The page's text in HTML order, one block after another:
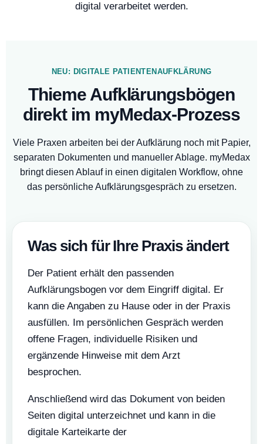
digital verarbeitet werden.
NEU: DIGITALE PATIENTENAUFKLÄRUNG
Thieme Aufklärungsbögen
direkt im myMedax-Prozess
Viele Praxen arbeiten bei der Aufklärung noch mit Papier,
separaten Dokumenten und manueller Ablage. myMedax
bringt diesen Ablauf in einen digitalen Workflow, ohne
das persönliche Aufklärungsgespräch zu ersetzen.
Was sich für Ihre Praxis ändert
Der Patient erhält den passenden
Aufklärungsbogen vor dem Eingriff digital. Er
kann die Angaben zu Hause oder in der Praxis
ausfüllen. Im persönlichen Gespräch werden
offene Fragen, individuelle Risiken und
ergänzende Hinweise mit dem Arzt
besprochen.
Anschließend wird das Dokument von beiden
Seiten digital unterzeichnet und kann in die
digitale Karteikarte der